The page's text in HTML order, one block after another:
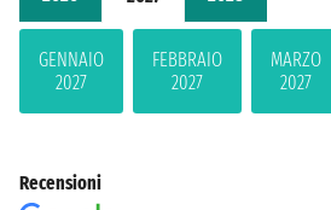
GENNAIO
2027
FEBBRAIO
2027
MARZO
2027
Recensioni